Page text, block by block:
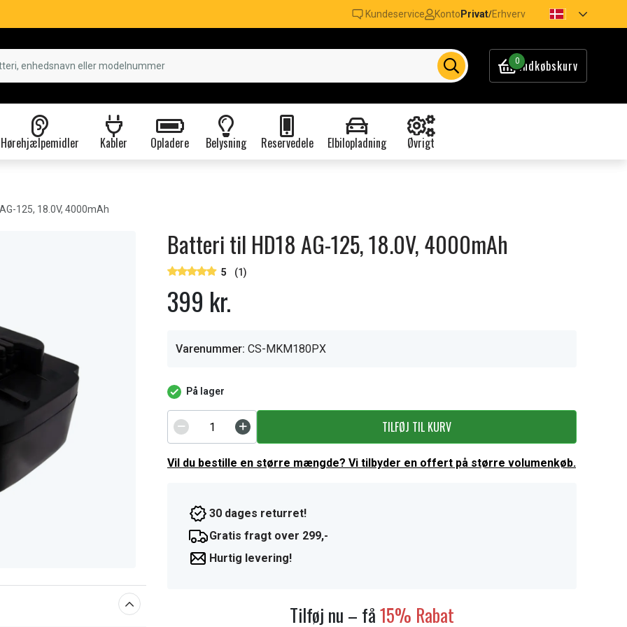
Kundeservice Konto Privat/Erhverv
0Indkøbskurv
Hørehjælpemidler Kabler Opladere Belysning Reservedele Elbilopladning Øvrigt
125, 18.0V, 4000mAh
Batteri til HD18 AG-125, 18.0V, 4000mAh
5 (1)
399 kr.
Varenummer: CS-MKM180PX
På lager
TILFØJ TIL KURV
Vil du bestille en større mængde? Vi tilbyder en offert på større volumenkøb.
30 dages returret!
Gratis fragt over 299,-
Hurtig levering!
Tilføj nu – få15% Rabat